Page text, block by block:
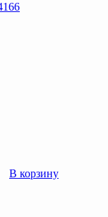
В корзину